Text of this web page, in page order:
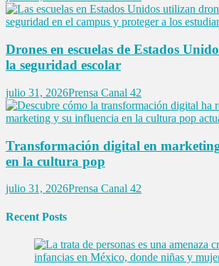
Drones en escuelas de Estados
la seguridad escolar
julio 31, 2026Prensa Canal 42
Transformación digital en
en la cultura pop
julio 31, 2026Prensa Canal 42
Recent Posts